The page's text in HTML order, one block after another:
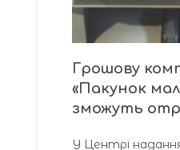
Грошову
«Пакунок
зможуть
У Центрі